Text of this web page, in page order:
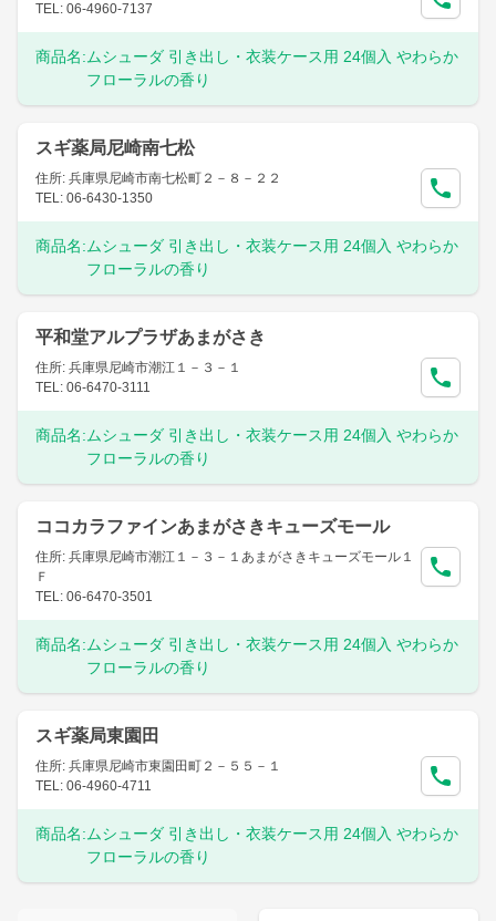
TEL: 06-4960-7137
商品名: ムシューダ 引き出し・衣装ケース用 24個入 やわらか
フローラルの香り
スギ薬局尼崎南七松
住所: 兵庫県尼崎市南七松町２－８－２２
TEL: 06-6430-1350
商品名: ムシューダ 引き出し・衣装ケース用 24個入 やわらか
フローラルの香り
平和堂アルプラザあまがさき
住所: 兵庫県尼崎市潮江１－３－１
TEL: 06-6470-3111
商品名: ムシューダ 引き出し・衣装ケース用 24個入 やわらか
フローラルの香り
ココカラファインあまがさきキューズモール
住所: 兵庫県尼崎市潮江１－３－１あまがさきキューズモール１
Ｆ
TEL: 06-6470-3501
商品名: ムシューダ 引き出し・衣装ケース用 24個入 やわらか
フローラルの香り
スギ薬局東園田
住所: 兵庫県尼崎市東園田町２－５５－１
TEL: 06-4960-4711
商品名: ムシューダ 引き出し・衣装ケース用 24個入 やわらか
フローラルの香り